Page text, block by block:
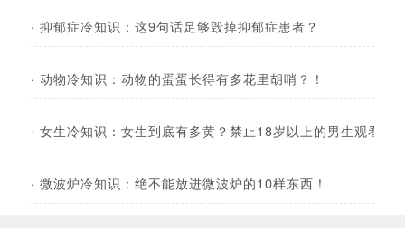
· 抑郁症冷知识：这9句话足够毁掉抑郁症患者？
· 动物冷知识：动物的蛋蛋长得有多花里胡哨？！
· 女生冷知识：女生到底有多黄？禁止18岁以上的男生观看！
· 微波炉冷知识：绝不能放进微波炉的10样东西！